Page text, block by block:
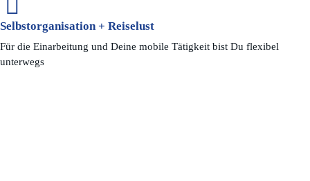
Selbstorganisation + Reiselust
Für die Einarbeitung und Deine mobile Tätigkeit bist Du flexibel
unterwegs